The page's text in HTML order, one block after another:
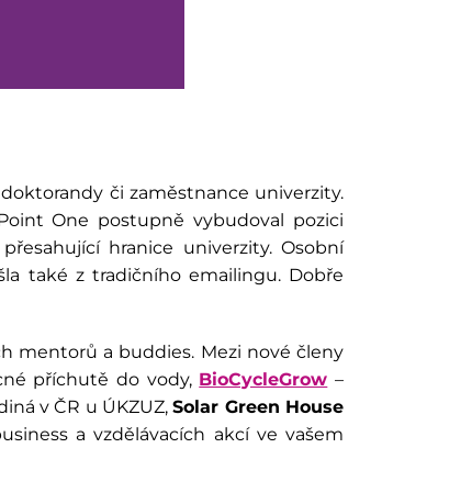
či zaměstnance univerzity.
One postupně vybudoval pozici
hranice univerzity. Osobní
také z tradičního emailingu. Dobře
mentorů a buddies. Mezi nové členy
příchutě do vody, BioCycleGrow –
v ČR u ÚKZUZ,Solar Green House
a vzdělávacích akcí ve vašem